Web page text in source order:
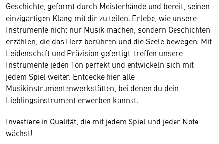
Geschichte, geformt durch Meisterhände und bereit, seinen
einzigartigen Klang mit dir zu teilen. Erlebe, wie unsere
Instrumente nicht nur Musik machen, sondern Geschichten
erzählen, die das Herz berühren und die Seele bewegen. Mit
Leidenschaft und Präzision gefertigt, treffen unsere
Instrumente jeden Ton perfekt und entwickeln sich mit
jedem Spiel weiter. Entdecke hier alle
Musikinstrumentenwerkstätten, bei denen du dein
Lieblingsinstrument erwerben kannst.
Investiere in Qualität, die mit jedem Spiel und jeder Note
wächst!